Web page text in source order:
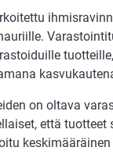
on oltava
että